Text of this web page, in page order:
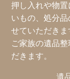
押し入れや物
いもの、処分
せていただきま
ご家族の遺品
だきます。
遺